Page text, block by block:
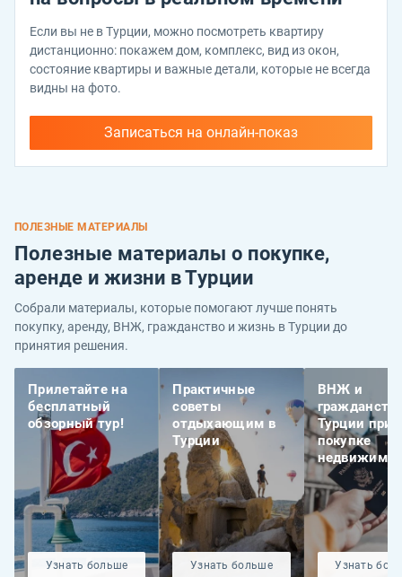
Если вы не в Турции, можно посмотреть квартиру
дистанционно: покажем дом, комплекс, вид из окон,
состояние квартиры и важные детали, которые не всегда
видны на фото.
Записаться на онлайн-показ
ПОЛЕЗНЫЕ МАТЕРИАЛЫ
Полезные материалы о покупке,
аренде и жизни в Турции
Собрали материалы, которые помогают лучше понять
покупку, аренду, ВНЖ, гражданство и жизнь в Турции до
принятия решения.
Прилетайте на
бесплатный
обзорный тур!
Узнать больше
Практичные
советы
отдыхающим в
Турции
Узнать больше
ВНЖ и
Турции при
покупке
Узнать